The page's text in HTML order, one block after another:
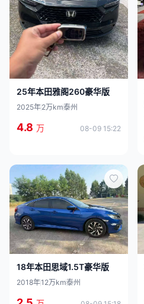
25年本田雅阁260豪华版
2025年2万km泰州
4.8 万 08-09 15:22
18年本田思域1.5T豪华版
2018年12万km泰州